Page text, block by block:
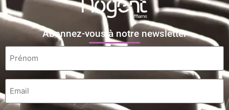
Abonnez-vous à notre newsletter
Prénom
Email